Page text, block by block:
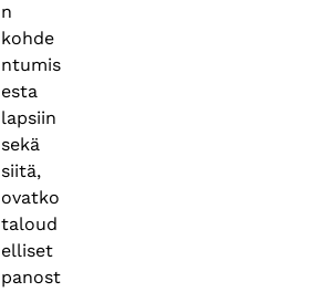
n
kohde
ntumis
esta
lapsiin
sekä
siitä,
ovatko
taloud
elliset
panost